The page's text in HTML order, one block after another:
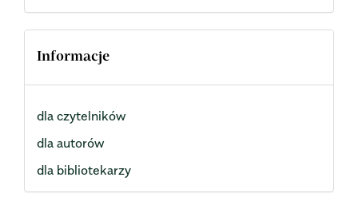
Informacje
dla czytelników
dla autorów
dla bibliotekarzy